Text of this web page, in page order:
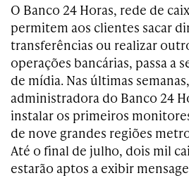
O Banco 24 Horas, rede de
permitem aos clientes sacar
transferências ou realizar
operações bancárias, passa a
de mídia. Nas últimas
administradora do Banco 24
instalar os primeiros
de nove grandes regiões
Até o final de julho, dois mil
estarão aptos a exibir